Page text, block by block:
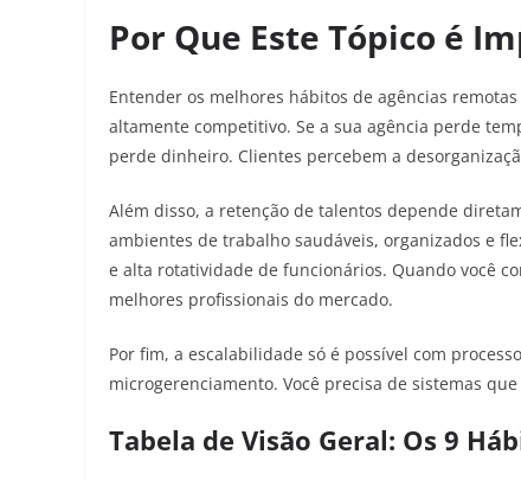
Por Que Este Tópico é
Entender os melhores hábitos de agências
altamente competitivo. Se a sua agência perde
perde dinheiro. Clientes percebem a
Além disso, a retenção de talentos depende
ambientes de trabalho saudáveis, organizados e
e alta rotatividade de funcionários. Quando você
melhores profissionais do mercado.
Por fim, a escalabilidade só é possível com
microgerenciamento. Você precisa de sistemas
Tabela de Visão Geral: Os 9